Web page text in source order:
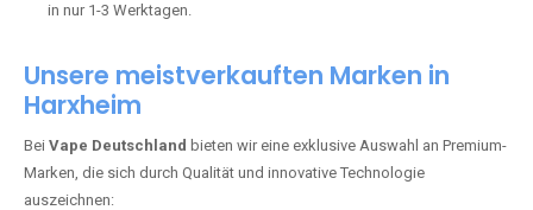
in nur 1-3 Werktagen.
Unsere meistverkauften Marken in
Harxheim
Bei Vape Deutschland bieten wir eine exklusive Auswahl an Premium-
Marken, die sich durch Qualität und innovative Technologie
auszeichnen: